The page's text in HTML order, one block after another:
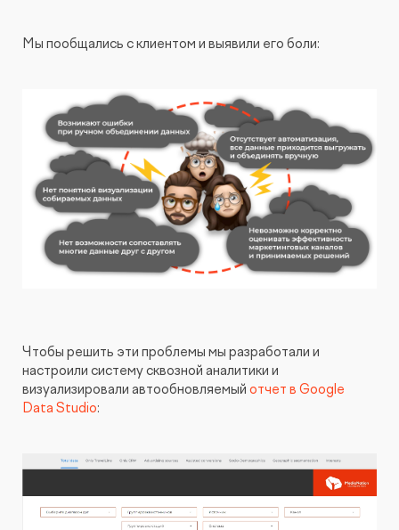
Мы пообщались с клиентом и выявили его боли:
Чтобы решить эти проблемы мы разработали и
настроили систему сквозной аналитики и
визуализировали автообновляемый отчет в Google
Data Studio: